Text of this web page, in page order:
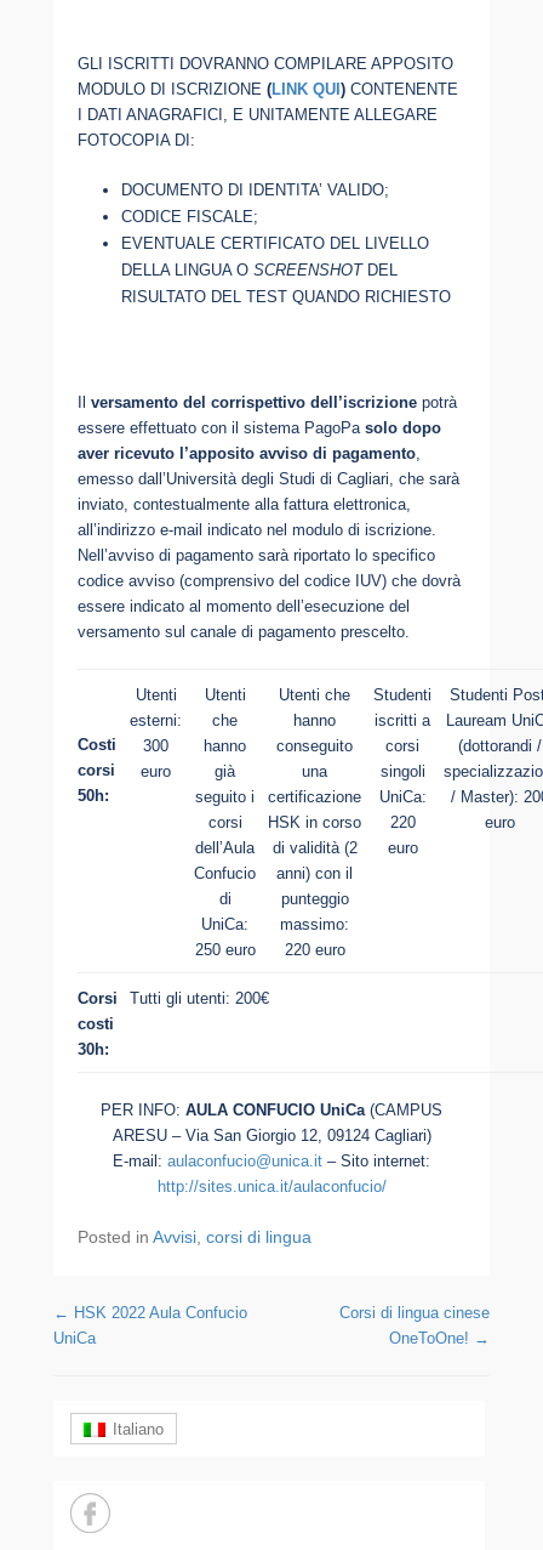
GLI ISCRITTI DOVRANNO COMPILARE APPOSITO
MODULO DI ISCRIZIONE (LINK QUI ) CONTENENTE
I DATI ANAGRAFICI, E UNITAMENTE ALLEGARE
FOTOCOPIA DI:
DOCUMENTO DI IDENTITA’ VALIDO;
CODICE FISCALE;
EVENTUALE CERTIFICATO DEL LIVELLO
DELLA LINGUA O SCREENSHOTDEL
RISULTATO DEL TEST QUANDO RICHIESTO
versamento del corrispettivo dell’iscrizione potrà
essere effettuato con il sistema PagoPa solo dopo
aver ricevuto l’apposito avviso di pagamento,
emesso dall’Università degli Studi di Cagliari, che sarà
inviato, contestualmente alla fattura elettronica,
all’indirizzo e-mail indicato nel modulo di iscrizione.
Nell’avviso di pagamento sarà riportato lo specifico
codice avviso (comprensivo del codice IUV) che dovrà
essere indicato al momento dell’esecuzione del
versamento sul canale di pagamento prescelto.
Costi
corsi
50h:
Utenti
esterni:
300
euro
Utenti
che
hanno
già
seguito i
corsi
dell’Aula
Confucio
di
UniCa:
250 euro
Utenti che
hanno
conseguito
una
certificazione
HSK in corso
di validità (2
anni) con il
punteggio
massimo:
220 euro
Studenti
iscritti a
corsi
singoli
UniCa:
220
euro
Studenti
Lauream
(dottorandi /
/ Master):
euro
Corsi
costi
30h:
Tutti gli utenti: 200€
PER INFO: AULA CONFUCIO UniCa(CAMPUS
ARESU – Via San Giorgio 12, 09124 Cagliari)
E-mail: aulaconfucio@unica.it – Sito internet:
http://sites.unica.it/aulaconfucio/
Posted in Avvisi corsi di lingua
Post navigation
← HSK 2022 Aula Confucio
UniCa
Corsi di lingua cinese
OneToOne! →
Italiano